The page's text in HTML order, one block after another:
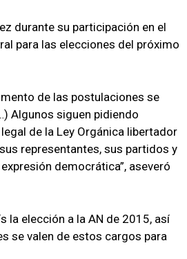
durante su participación en el
para las elecciones del próximo
de las postulaciones se
Algunos siguen pidiendo
de la Ley Orgánica libertador
representantes, sus partidos y
democrática”, aseveró
la elección a la AN de 2015, así
se valen de estos cargos para